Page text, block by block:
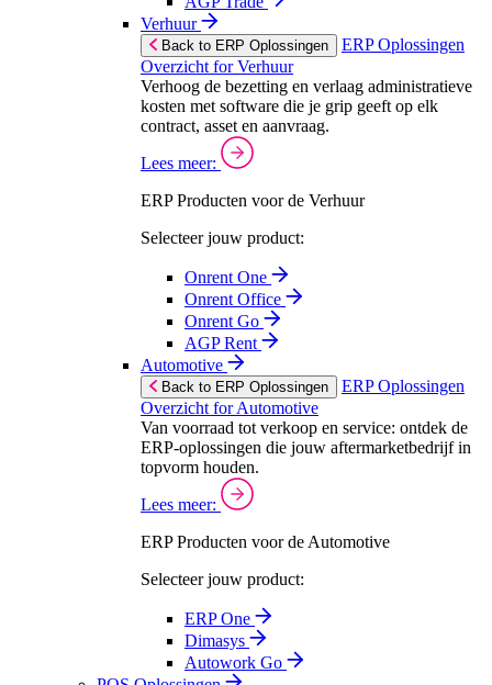
Verhuur
Back to ERP Oplossingen
ERP Oplossingen
Overzicht for Verhuur
Verhoog de bezetting en verlaag administratieve
kosten met software die je grip geeft op elk
contract, asset en aanvraag.
Lees meer:
ERP Producten voor de Verhuur
Selecteer jouw product:
Onrent One
Onrent Office
Onrent Go
AGP Rent
Automotive
Back to ERP Oplossingen
ERP Oplossingen
Overzicht for Automotive
Van voorraad tot verkoop en service: ontdek de
ERP-oplossingen die jouw aftermarketbedrijf in
topvorm houden.
Lees meer:
ERP Producten voor de Automotive
Selecteer jouw product:
ERP One
Dimasys
Autowork Go